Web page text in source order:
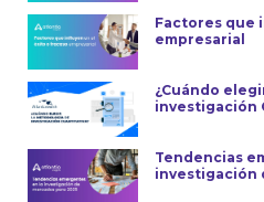
Factores que
empresarial
¿Cuándo
investigación
Tendencias
investigación